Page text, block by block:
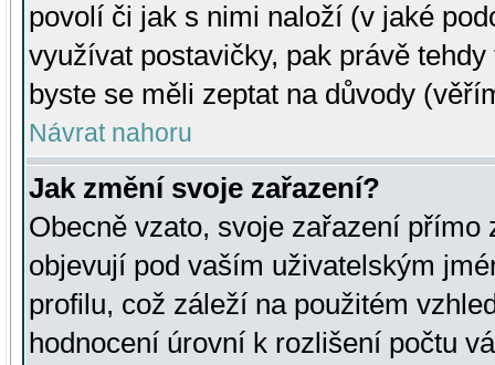
povolí či jak s nimi naloží (v jaké
využívat postavičky, pak právě
byste se měli zeptat na důvody
Návrat nahoru
Jak změní svoje zařazení?
Obecně vzato, svoje zařazení přímo
objevují pod vaším uživatelským
profilu, což záleží na použitém
hodnocení úrovní k rozlišení počtu